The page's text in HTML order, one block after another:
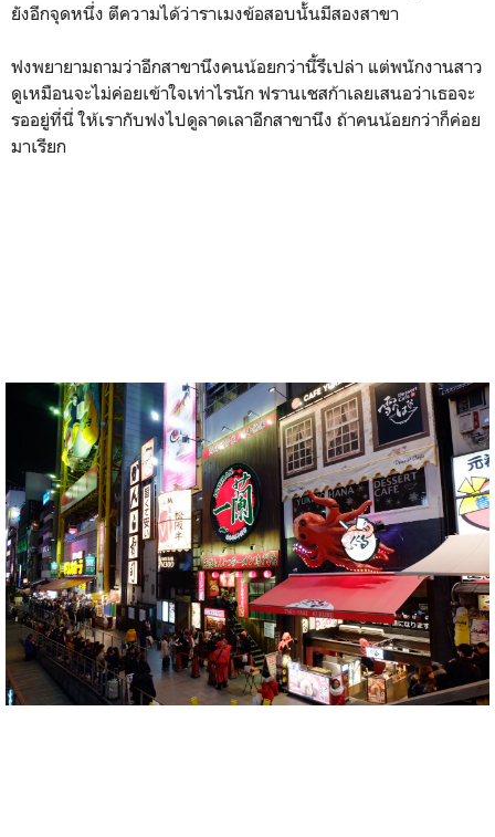
ยังอีกจุดหนึ่ง ตีความได้ว่าราเมงข้อสอบนั้นมีสองสาขา
ฟงพยายามถามว่าอีกสาขานึงคนน้อยกว่านี้รึเปล่า แต่พนักงานสาว
ดูเหมือนจะไม่ค่อยเข้าใจเท่าไรนัก ฟรานเชสก้าเลยเสนอว่าเธอจะ
รออยู่ที่นี่ ให้เรากับฟงไปดูลาดเลาอีกสาขานึง ถ้าคนน้อยกว่าก็ค่อย
มาเรียก